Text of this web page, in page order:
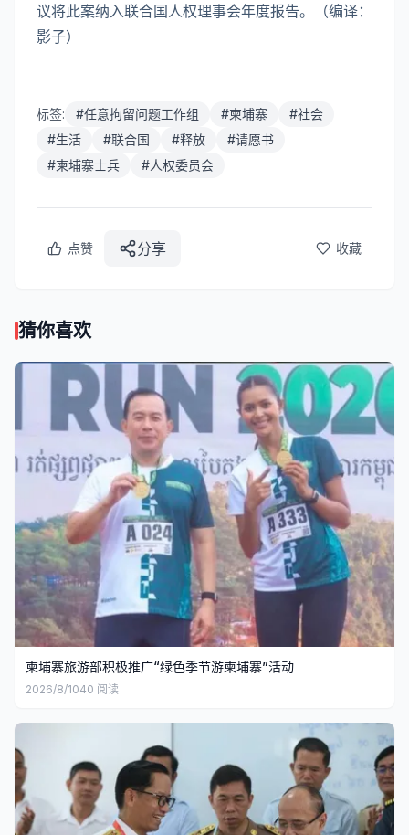
议将此案纳入联合国人权理事会年度报告。（编译：
影子）
标签: #任意拘留问题工作组 #柬埔寨 #社会
#生活 #联合国 #释放 #请愿书
#柬埔寨士兵 #人权委员会
点赞 分享 收藏
猜你喜欢
柬埔寨旅游部积极推广“绿色季节游柬埔寨”活动
2026/8/1040 阅读